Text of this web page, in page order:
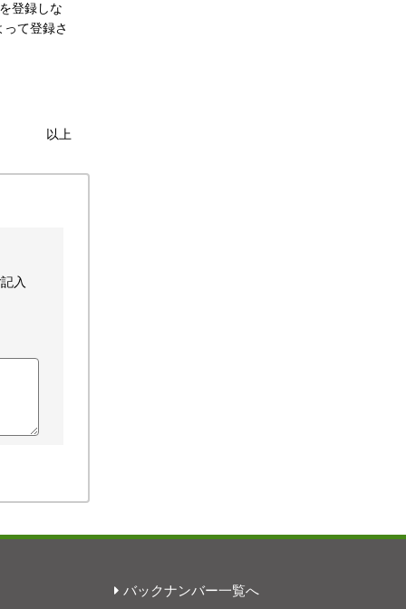
登録しな
て登録さ
以上
入
バックナンバー一覧へ